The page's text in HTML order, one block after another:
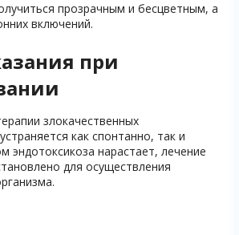
прозрачным и бесцветным, а
включений.
при
злокачественных
как спонтанно, так и
эндотоксикоза нарастает, лечение
для осуществления